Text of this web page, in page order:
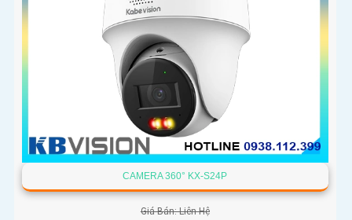
CAMERA 360° KX-S24P
Giá Bán: Liên Hệ